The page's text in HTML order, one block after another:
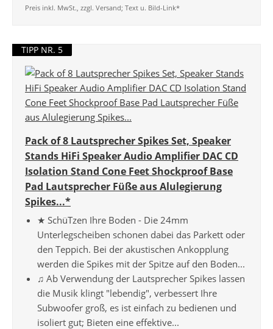
Preis inkl. MwSt., zzgl. Versand; Text u. Bild-Link*
TIPP NR. 5
Pack of 8 Lautsprecher Spikes Set, Speaker
Stands HiFi Speaker Audio Amplifier DAC CD
Isolation Stand Cone Feet Shockproof Base
Pad Lautsprecher Füße aus Alulegierung
Spikes...*
★ SchüTzen Ihre Boden - Die 24mm
Unterlegscheiben schonen dabei das Parkett oder
den Teppich. Bei der akustischen Ankopplung
werden die Spikes mit der Spitze auf den Boden...
♫ Ab Verwendung der Lautsprecher Spikes lassen
die Musik klingt "lebendig", verbessert Ihre
Subwoofer groß, es ist einfach zu bedienen und
isoliert gut; Bieten eine effektive...